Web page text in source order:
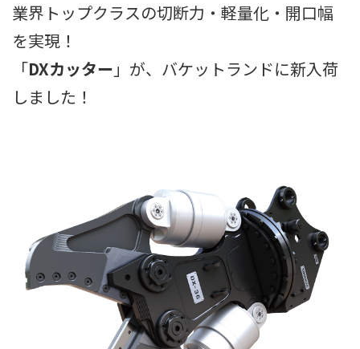
業界トップクラスの切断力・軽量化・開口幅
を実現！
「DXカッター 」が、バケットランドに新入荷
しました！